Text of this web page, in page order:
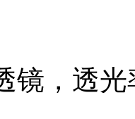
，透光